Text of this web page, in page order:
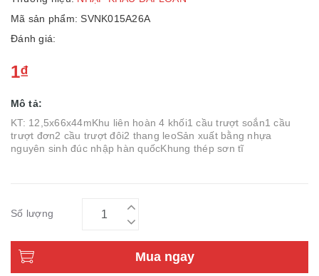
Mã sản phẩm: SVNK015A26A
Đánh giá:
1₫
Mô tả:
KT: 12,5x66x44mKhu liên hoàn 4 khối1 cầu trượt soắn1 cầu
trượt đơn2 cầu trượt đôi2 thang leoSản xuất bằng nhựa
nguyên sinh đúc nhập hàn quốcKhung thép sơn tĩ
Số lượng
Mua ngay